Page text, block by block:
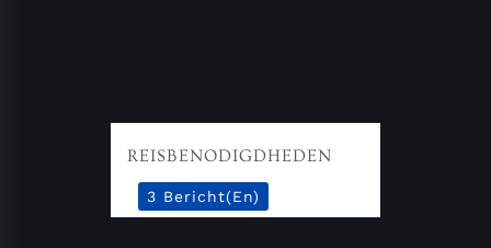
REISBENODIGDHEDEN
3 Bericht(en)